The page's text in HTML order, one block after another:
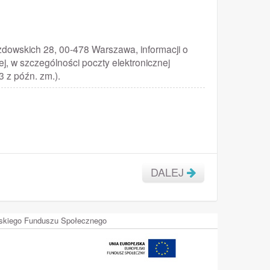
28, 00-478 Warszawa, informacji o
w szczególności poczty elektronicznej
z późn. zm.).
DALEJ
Funduszu Społecznego